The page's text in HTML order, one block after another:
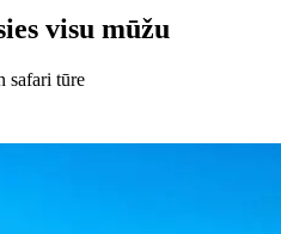
visu mūžu
safari tūre